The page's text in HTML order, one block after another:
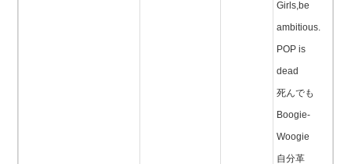
Girls,be
ambitious.
POP is
dead
死んでも
Boogie-
Woogie
自分革